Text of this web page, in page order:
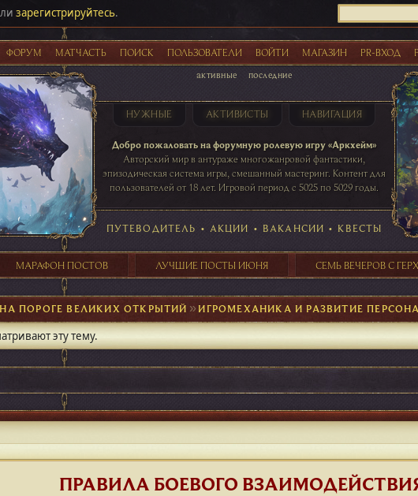
зарегистрируйтесь.
ФОРУМ МАТЧАСТЬ ПОИСК ПОЛЬЗОВАТЕЛИ ВОЙТИ МАГАЗИН PR-ВХОД
активные последние
НУЖНЫЕ АКТИВИСТЫ НАВИГАЦИЯ
Добро пожаловать на форумную ролевую игру «Аркхейм»
Авторский мир в антураже многожанровой фантастики,
эпизодическая система игры, смешанный мастеринг. Контент для
пользователей от 18 лет. Игровой период с 5025 по 5029 годы.
таблице игровой активности
41 ПОСТОВ 31 ПОСТОВ 29 ПОСТОВ 24 ПОСТОВ
ПУТЕВОДИТЕЛЬ • АКЦИИ • ВАКАНСИИ • КВЕСТЫ
МАРАФОН ПОСТОВ ЛУЧШИЕ ПОСТЫ ИЮНЯ СЕМЬ ВЕЧЕРОВ С
НА ПОРОГЕ ВЕЛИКИХ ОТКРЫТИЙ ►ИГРОМЕХАНИКА И РАЗВИТИЕ
эту тему.
ПРАВИЛА БОЕВОГО